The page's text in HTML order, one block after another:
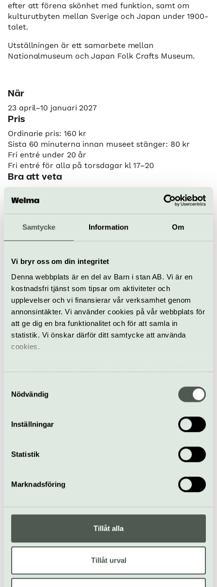
Samtycke Information Om
Vi bryr oss om din integritet
Denna webbplats är en del av Barn i stan AB. Vi är en
kostnadsfri tjänst som tipsar om aktiviteter och
upplevelser och vi finansierar vår verksamhet genom
annonsintäkter. Vi använder cookies på vår webbplats för
att ge dig en bra funktionalitet och för att samla in
statistik. Vi önskar därför ditt samtycke att använda
cookies.
Vi använder enhetsidentifierare för att analysera vår
samt tillhandahålla funktioner för sociala medier. Vi
vidarebefordrar även sådana identifierare och annan
information från din enhet till de sociala medier och
annons- och analysföretag som vi samarbetar med.
information som du har tillhandahållit eller som de har
Nödvändig
Inställningar
Statistik
Marknadsföring
Tillåt alla
Tillåt urval
efter att förena skönhet med funktion, samt om
kulturutbyten mellan Sverige och Japan under 1900-
talet.
Utställningen är ett samarbete mellan
Nationalmuseum och Japan Folk Crafts Museum.
När
23 april–10 januari 2027
Pris
Ordinarie pris: 160 kr
Sista 60 minuterna innan museet stänger: 80 kr
Fri entré under 20 år
Fri entré för alla på torsdagar kl 17–20
Bra att veta
Hiss och ramper
Restaurang
Bar
Östermalmstorg
Kungsträdgården, Karl XII:s torg, Nybroplan.
Nationalmuseum
Södra Blasieholmshamnen 2, Blasieholmen
Nationalmuseum
Sergel – fantasi och
Pågår till 9 augusti